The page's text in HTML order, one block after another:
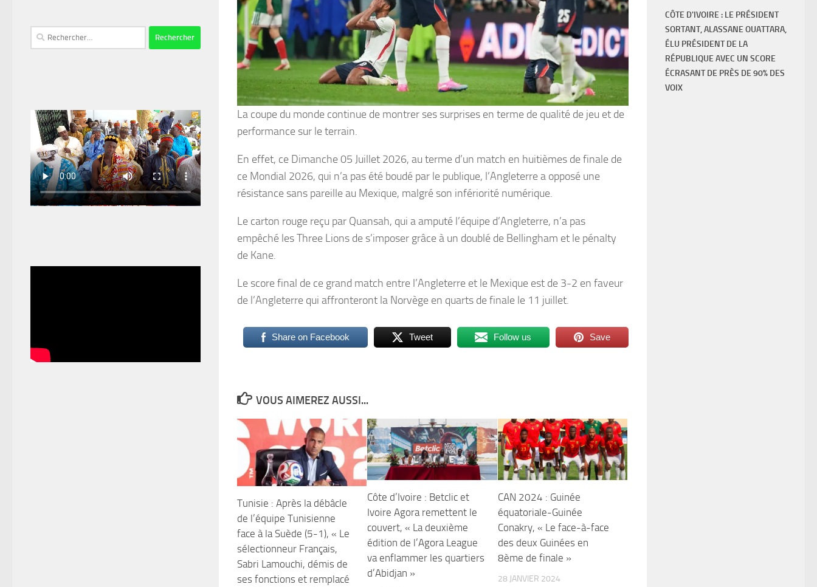
La coupe du monde continue de montrer ses surprises en terme de qualité de jeu et de
performance sur le terrain.
En effet, ce Dimanche 05 Juillet 2026, au terme d’un match en huitièmes de finale de
ce Mondial 2026, qui n’a pas été boudé par le publique, l’Angleterre a opposé une
résistance sans pareille au Mexique, malgré son infériorité numérique.
Le carton rouge reçu par Quansah, qui a amputé l’équipe d’Angleterre, n’a pas
empêché les Three Lions de s’imposer grâce à un doublé de Bellingham et le pénalty
de Kane.
Le score final de ce grand match entre l’Angleterre et le Mexique est de 3-2 en faveur
de l’Angleterre qui affronteront la Norvège en quarts de finale le 11 juillet.
Share on Facebook Tweet Follow us Save
VOUS AIMEREZ AUSSI...
Tunisie : Après la débâcle
de l’équipe Tunisienne
face à la Suède (5-1), « Le
sélectionneur Français,
Sabri Lamouchi, démis de
ses fonctions et remplacé
Côte d’Ivoire : Betclic et
Ivoire Agora remettent le
couvert, « La deuxième
édition de l’Agora League
va enflammer les quartiers
d’Abidjan »
CAN 2024 : Guinée
équatoriale-Guinée
Conakry, « Le face-à-face
des deux Guinées en
8ème de finale »
28 JANVIER 2024
Rechercher :
CÔTE D'IVOIRE : LE PRÉSIDENT
SORTANT, ALASSANE OUATTARA,
ÉLU PRÉSIDENT DE LA
RÉPUBLIQUE AVEC UN SCORE
ÉCRASANT DE PRÈS DE 90% DES
VOIX